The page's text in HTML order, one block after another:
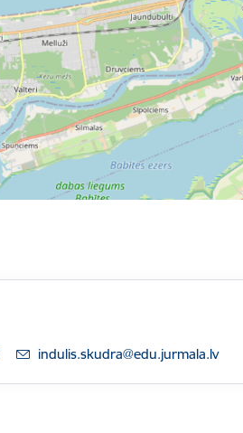
E-pasts:
indulis.skudra@edu.jurmala.lv